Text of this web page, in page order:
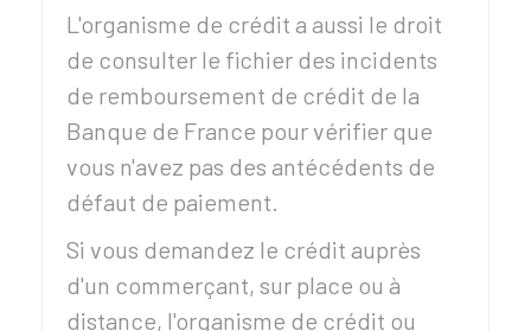
L'organisme de crédit a aussi le droit
de consulter le fichier des incidents
de remboursement de crédit de la
Banque de France pour vérifier que
vous n'avez pas des antécédents de
défaut de paiement.
Si vous demandez le crédit auprès
d'un commerçant, sur place ou à
distance, l'organisme de crédit ou